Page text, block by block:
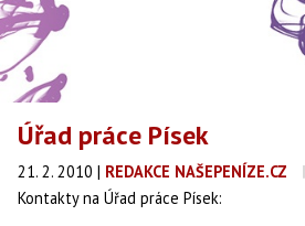
Úřad práce Písek
21. 2. 2010 | REDAKCE NAŠEPENÍZE.CZ
Kontakty na Úřad práce Písek: